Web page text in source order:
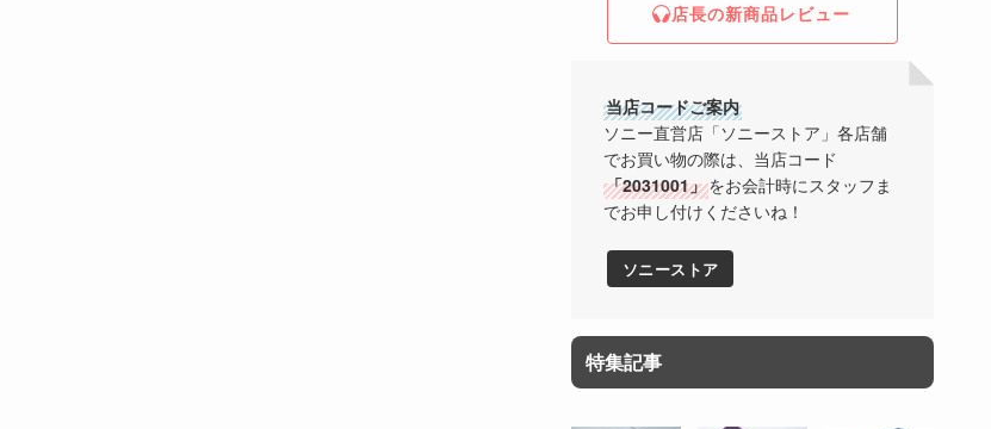
店長の新商品レビュー
当店コードご案内
ソニー直営店「ソニーストア」各店舗
でお買い物の際は、当店コード
「2031001」をお会計時にスタッフま
でお申し付けくださいね！
ソニーストア
特集記事